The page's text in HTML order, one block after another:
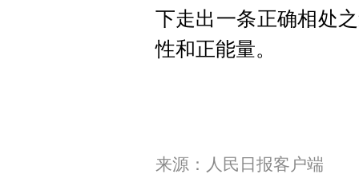
下走出一条正确相处
性和正能量。
来源：人民日报客户端